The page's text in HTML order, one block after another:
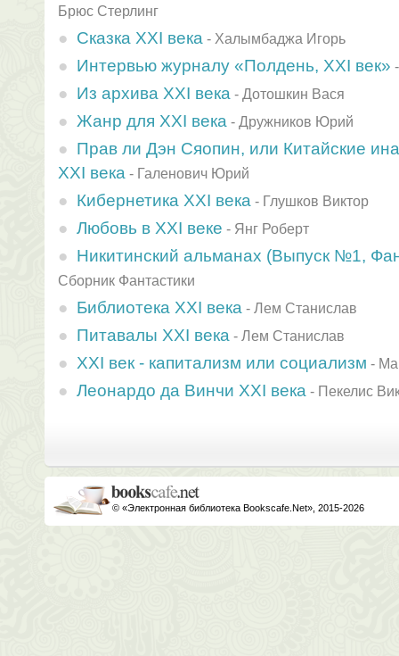
Брюс Стерлинг
Сказка XXI века - Халымбаджа Игорь
Интервью журналу «Полдень, XXI век»
Из архива XXI века - Дотошкин Вася
Жанр для XXI века - Дружников Юрий
Прав ли Дэн Сяопин, или Китайские
XXI века - Галенович Юрий
Кибернетика XXI века - Глушков Виктор
Любовь в XXI веке - Янг Роберт
Никитинский альманах (Выпуск №1,
Сборник Фантастики
Библиотека XXI века - Лем Станислав
Питавалы XXI века - Лем Станислав
XXI век - капитализм или социализм -
Леонардо да Винчи XXI века - Пекелис
© «Электронная библиотека Bookscafe.Net», 2015-2026